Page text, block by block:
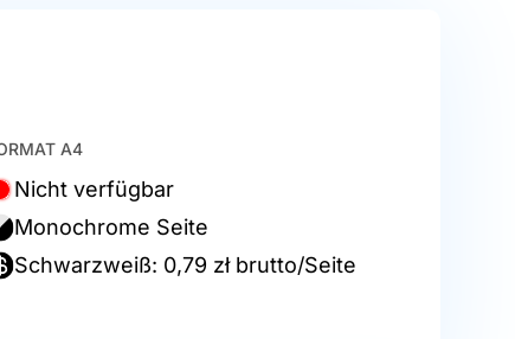
A4
Nicht verfügbar
Monochrome Seite
Schwarzweiß: 0,79 zł brutto/Seite